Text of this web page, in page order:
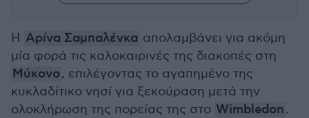
Η Αρίνα Σαμπαλένκα απολαμβάνει για ακόμη
μία φορά τις καλοκαιρινές της διακοπές στη
Μύκονο, επιλέγοντας το αγαπημένο της
κυκλαδίτικο νησί για ξεκούραση μετά την
ολοκλήρωση της πορείας της στο Wimbledon.